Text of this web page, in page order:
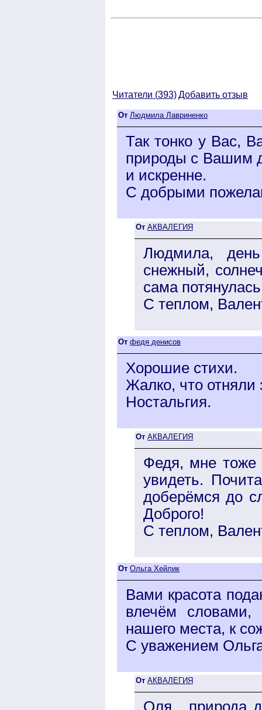
Читатели (393)Добавить отзыв
От Людмила Лавриненко
Так тонко у Вас,
природы с Вашим
и искренне.
С добрыми
От АКВАЛЕГИЯ
Людмила,
снежный,
сама
С теплом,
От федя денисов
Хорошие стихи.
Жалко, что отняли
Ностальгия.
От АКВАЛЕГИЯ
Федя, мне тоже
увидеть.
доберёмся до
Доброго!
С теплом,
От Ольга Хейлик
Вами красота
влечём
нашего места, к
С уважением
От АКВАЛЕГИЯ
Оля , природа